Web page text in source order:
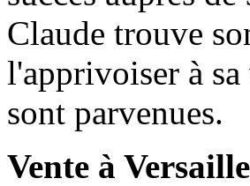
Claude trouve
l'apprivoiser à
sont parvenues.
Vente à